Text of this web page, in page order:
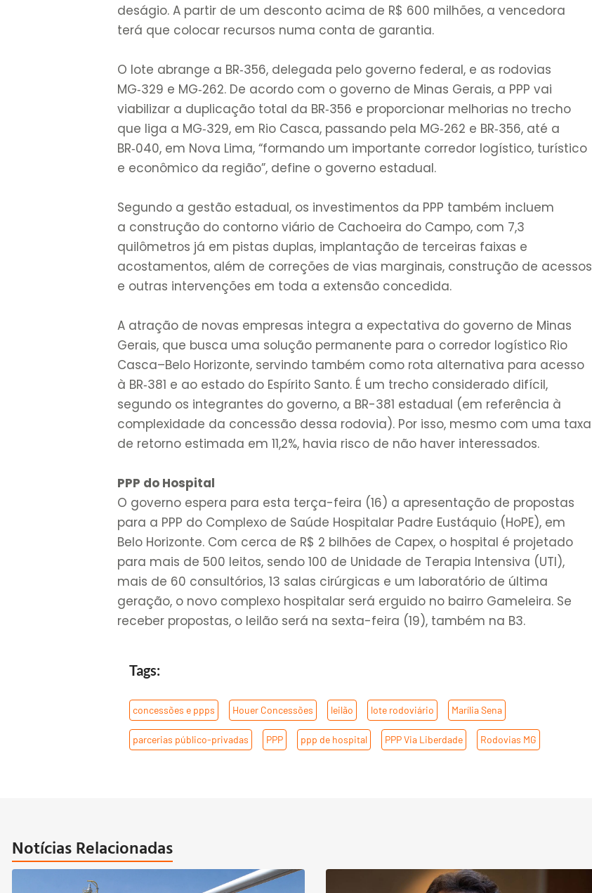
deságio. A partir de um desconto acima de R$ 600 milhões, a vencedora
terá que colocar recursos numa conta de garantia.
O lote abrange a BR‑356, delegada pelo governo federal, e as rodovias
MG‑329 e MG‑262. De acordo com o governo de Minas Gerais, a PPP vai
viabilizar a duplicação total da BR‑356 e proporcionar melhorias no trecho
que liga a MG‑329, em Rio Casca, passando pela MG‑262 e BR‑356, até a
BR‑040, em Nova Lima, “formando um importante corredor logístico, turístico
e econômico da região”, define o governo estadual.
Segundo a gestão estadual, os investimentos da PPP também incluem
a construção do contorno viário de Cachoeira do Campo, com 7,3
quilômetros já em pistas duplas, implantação de terceiras faixas e
acostamentos, além de correções de vias marginais, construção de acessos
e outras intervenções em toda a extensão concedida.
A atração de novas empresas integra a expectativa do governo de Minas
Gerais, que busca uma solução permanente para o corredor logístico Rio
Casca–Belo Horizonte, servindo também como rota alternativa para acesso
à BR‑381 e ao estado do Espírito Santo. É um trecho considerado difícil,
segundo os integrantes do governo, a BR-381 estadual (em referência à
complexidade da concessão dessa rodovia). Por isso, mesmo com uma taxa
de retorno estimada em 11,2%, havia risco de não haver interessados.
PPP do Hospital
O governo espera para esta terça-feira (16) a apresentação de propostas
para a PPP do Complexo de Saúde Hospitalar Padre Eustáquio (HoPE), em
Belo Horizonte. Com cerca de R$ 2 bilhões de Capex, o hospital é projetado
para mais de 500 leitos, sendo 100 de Unidade de Terapia Intensiva (UTI),
mais de 60 consultórios, 13 salas cirúrgicas e um laboratório de última
geração, o novo complexo hospitalar será erguido no bairro Gameleira. Se
receber propostas, o leilão será na sexta-feira (19), também na B3.
Tags:
concessões e ppps Houer Concessões leilão lote rodoviário Marília Sena
parcerias público-privadas PPP ppp de hospital PPP Via Liberdade Rodovias MG
Notícias Relacionadas